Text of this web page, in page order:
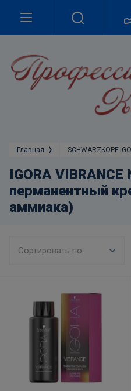
Главная SCHWARZKOPF
IGORA
перманентный
аммиака)
Сортировать по